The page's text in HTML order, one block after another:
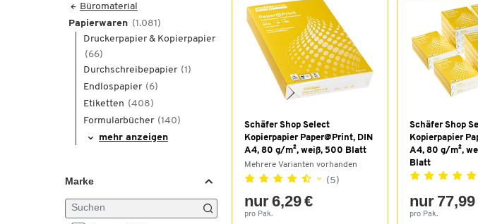
Büromaterial
Papierwaren (1.081)
Druckerpapier & Kopierpapier
(66)
Durchschreibepapier (1)
Endlospapier (6)
Etiketten (408)
Formularbücher (140)
mehr anzeigen
Marke
Schäfer Shop Select
Kopierpapier Paper@Print, DIN
A4, 80 g/m², weiß, 500 Blatt
Mehrere Varianten vorhanden
(5)
nur 6,29 €
pro Pak.
Schäfer Shop
Kopierpapier
A4, 80 g/m²,
Blatt
nur 77,99
pro Pak.